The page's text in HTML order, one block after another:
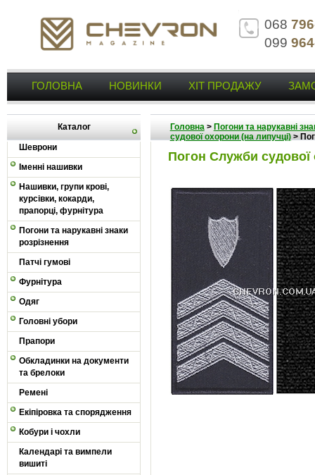
068
099
ГОЛОВНА НОВИНКИ ХІТ ПРОДАЖУ
Каталог
Шеврони
Іменні нашивки
Нашивки, групи крові,
курсівки, кокарди,
прапорці, фурнітура
Погони та нарукавні знаки
розрізнення
Патчі гумові
Фурнітура
Одяг
Головні убори
Прапори
Обкладинки на документи
та брелоки
Ремені
Екіпіровка та спорядження
Кобури і чохли
Календарі та вимпели
вишиті
Головна> Погони та нарукавні
судової охорони (на липучці)>
Погон Служби